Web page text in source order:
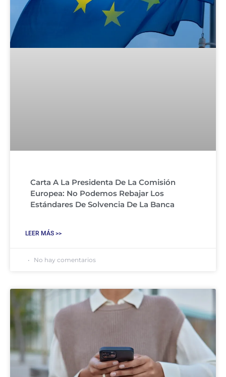
Carta A La Presidenta De La Comisión
Europea: No Podemos Rebajar Los
Estándares De Solvencia De La Banca
LEER MÁS >>
No hay comentarios